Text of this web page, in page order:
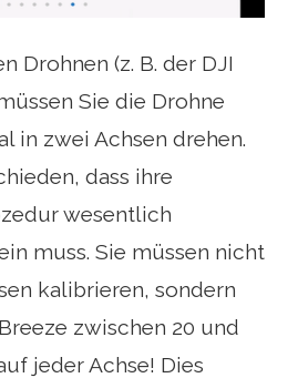
Drohnen (z. B. der DJI
Sie die Drohne
in zwei Achsen drehen.
dass ihre
wesentlich
muss. Sie müssen nicht
kalibrieren, sondern
zwischen 20 und
jeder Achse! Dies